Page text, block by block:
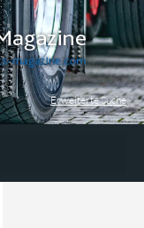
Erweiterte Suche